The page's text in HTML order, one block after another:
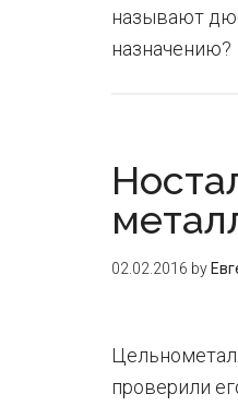
называют
назначению?
02.02.2016 by
проверили